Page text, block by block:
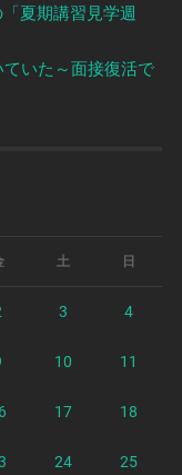
夏期講習見学週
いた～面接復活で
土 日
3 4
10 11
17 18
24 25